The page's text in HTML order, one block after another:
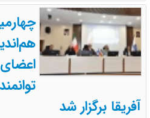
آفریقا برگزار شد